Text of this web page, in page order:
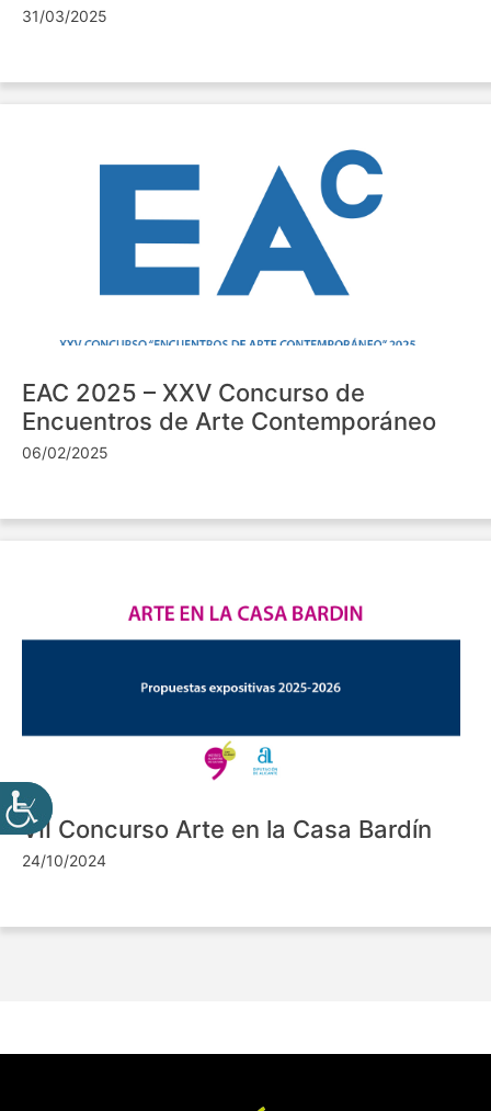
31/03/2025
EAC 2025 – XXV Concurso de
Encuentros de Arte Contemporáneo
06/02/2025
VII Concurso Arte en la Casa Bardín
24/10/2024